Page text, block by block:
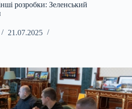
розробки: Зеленський
21.07.2025